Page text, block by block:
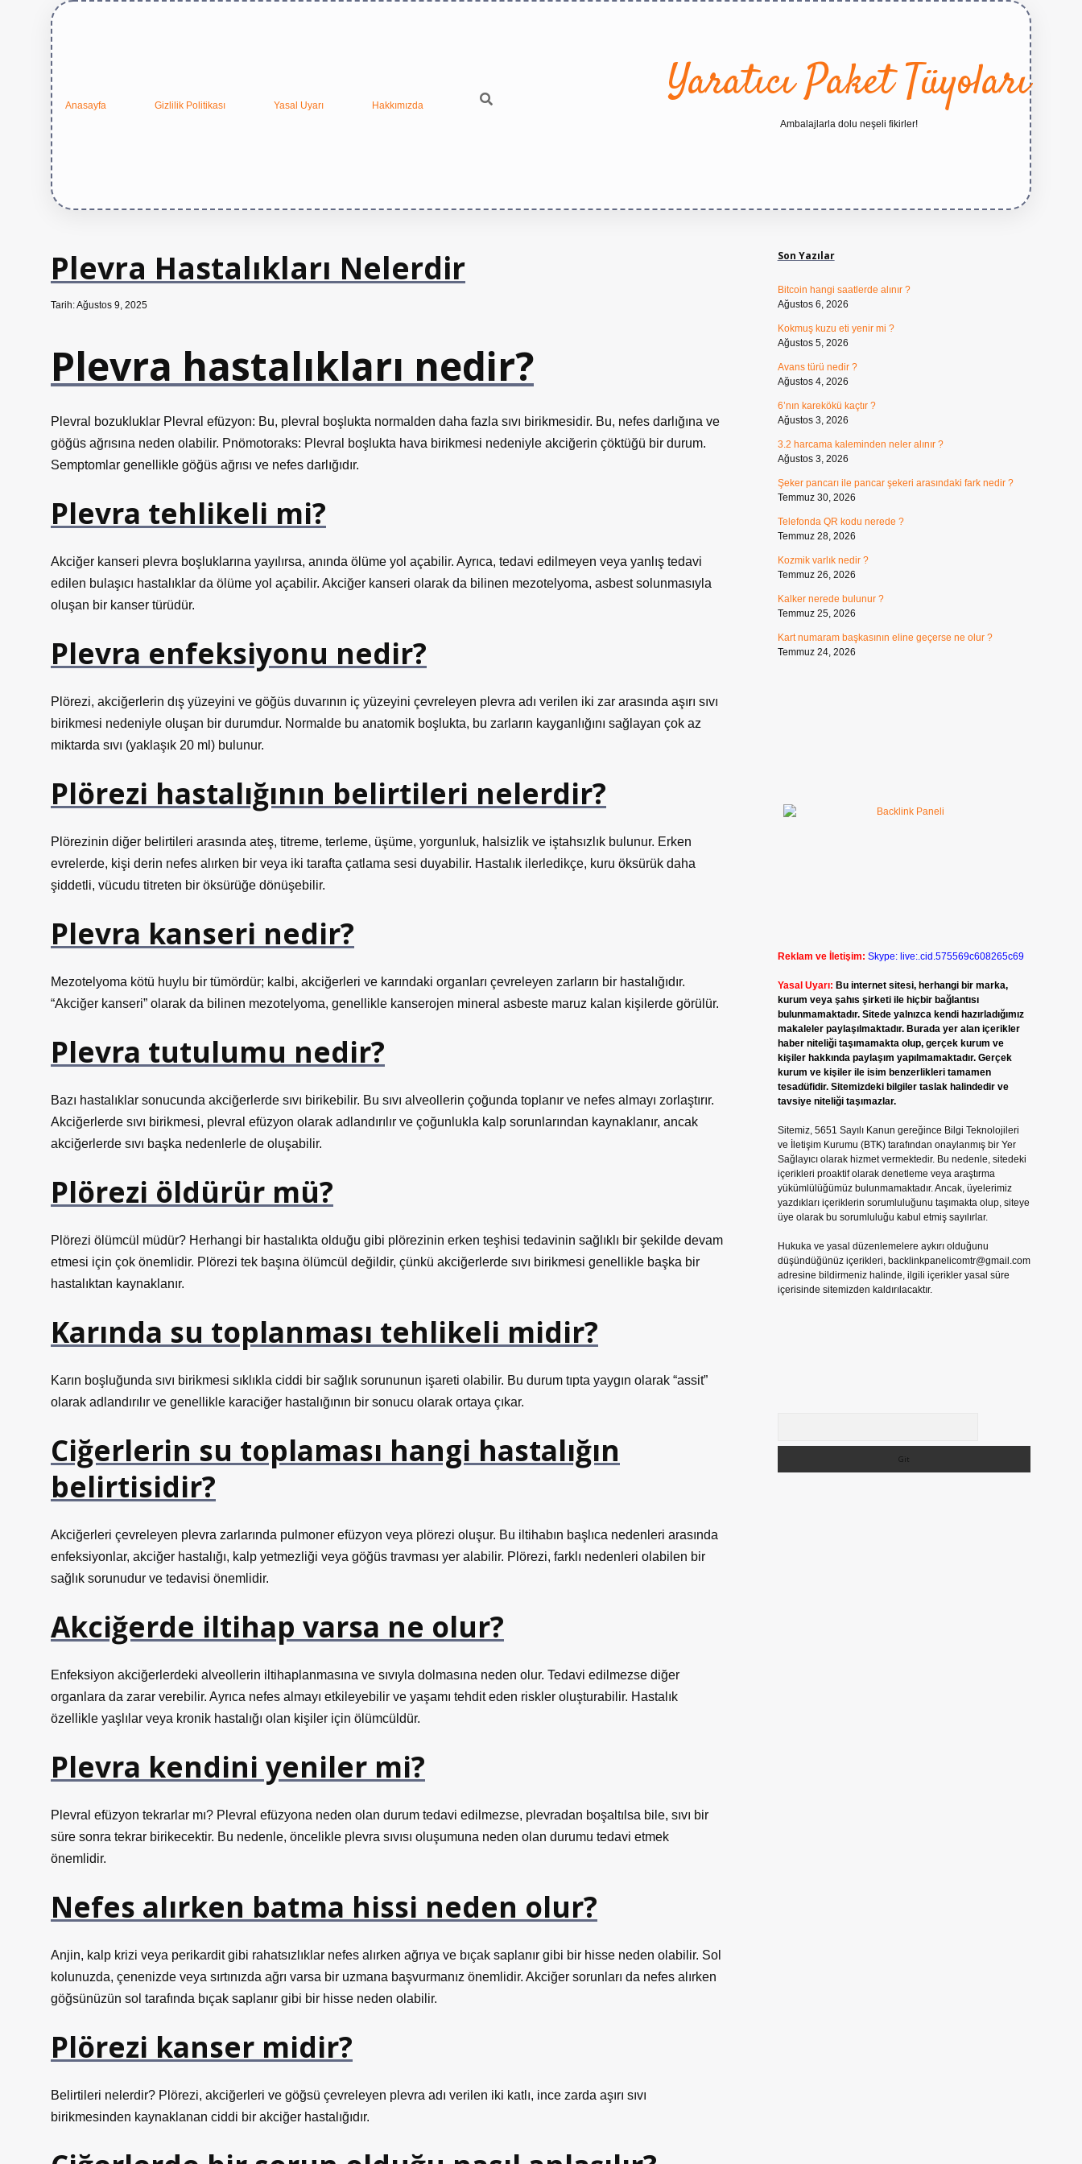
Anasayfa Gizlilik Politikası Yasal Uyarı Hakkımızda Yaratıcı Paket Tüyoları
Ambalajlarla dolu neşeli fikirler!
Plevra Hastalıkları Nelerdir
Tarih: Ağustos 9, 2025
Plevra hastalıkları nedir?
Plevral bozukluklar Plevral efüzyon: Bu, plevral boşlukta normalden daha fazla sıvı birikmesidir. Bu, nefes darlığına ve
göğüs ağrısına neden olabilir. Pnömotoraks: Plevral boşlukta hava birikmesi nedeniyle akciğerin çöktüğü bir durum.
Semptomlar genellikle göğüs ağrısı ve nefes darlığıdır.
Plevra tehlikeli mi?
Akciğer kanseri plevra boşluklarına yayılırsa, anında ölüme yol açabilir. Ayrıca, tedavi edilmeyen veya yanlış tedavi
edilen bulaşıcı hastalıklar da ölüme yol açabilir. Akciğer kanseri olarak da bilinen mezotelyoma, asbest solunmasıyla
oluşan bir kanser türüdür.
Plevra enfeksiyonu nedir?
Plörezi, akciğerlerin dış yüzeyini ve göğüs duvarının iç yüzeyini çevreleyen plevra adı verilen iki zar arasında aşırı sıvı
birikmesi nedeniyle oluşan bir durumdur. Normalde bu anatomik boşlukta, bu zarların kayganlığını sağlayan çok az
miktarda sıvı (yaklaşık 20 ml) bulunur.
Plörezi hastalığının belirtileri nelerdir?
Plörezinin diğer belirtileri arasında ateş, titreme, terleme, üşüme, yorgunluk, halsizlik ve iştahsızlık bulunur. Erken
evrelerde, kişi derin nefes alırken bir veya iki tarafta çatlama sesi duyabilir. Hastalık ilerledikçe, kuru öksürük daha
şiddetli, vücudu titreten bir öksürüğe dönüşebilir.
Plevra kanseri nedir?
Mezotelyoma kötü huylu bir tümördür; kalbi, akciğerleri ve karındaki organları çevreleyen zarların bir hastalığıdır.
“Akciğer kanseri” olarak da bilinen mezotelyoma, genellikle kanserojen mineral asbeste maruz kalan kişilerde görülür.
Plevra tutulumu nedir?
Bazı hastalıklar sonucunda akciğerlerde sıvı birikebilir. Bu sıvı alveollerin çoğunda toplanır ve nefes almayı zorlaştırır.
Akciğerlerde sıvı birikmesi, plevral efüzyon olarak adlandırılır ve çoğunlukla kalp sorunlarından kaynaklanır, ancak
akciğerlerde sıvı başka nedenlerle de oluşabilir.
Plörezi öldürür mü?
Plörezi ölümcül müdür? Herhangi bir hastalıkta olduğu gibi plörezinin erken teşhisi tedavinin sağlıklı bir şekilde devam
etmesi için çok önemlidir. Plörezi tek başına ölümcül değildir, çünkü akciğerlerde sıvı birikmesi genellikle başka bir
hastalıktan kaynaklanır.
Karında su toplanması tehlikeli midir?
Karın boşluğunda sıvı birikmesi sıklıkla ciddi bir sağlık sorununun işareti olabilir. Bu durum tıpta yaygın olarak “assit”
olarak adlandırılır ve genellikle karaciğer hastalığının bir sonucu olarak ortaya çıkar.
Ciğerlerin su toplaması hangi hastalığın
belirtisidir?
Akciğerleri çevreleyen plevra zarlarında pulmoner efüzyon veya plörezi oluşur. Bu iltihabın başlıca nedenleri arasında
enfeksiyonlar, akciğer hastalığı, kalp yetmezliği veya göğüs travması yer alabilir. Plörezi, farklı nedenleri olabilen bir
sağlık sorunudur ve tedavisi önemlidir.
Akciğerde iltihap varsa ne olur?
Enfeksiyon akciğerlerdeki alveollerin iltihaplanmasına ve sıvıyla dolmasına neden olur. Tedavi edilmezse diğer
organlara da zarar verebilir. Ayrıca nefes almayı etkileyebilir ve yaşamı tehdit eden riskler oluşturabilir. Hastalık
özellikle yaşlılar veya kronik hastalığı olan kişiler için ölümcüldür.
Plevra kendini yeniler mi?
Plevral efüzyon tekrarlar mı? Plevral efüzyona neden olan durum tedavi edilmezse, plevradan boşaltılsa bile, sıvı bir
süre sonra tekrar birikecektir. Bu nedenle, öncelikle plevra sıvısı oluşumuna neden olan durumu tedavi etmek
önemlidir.
Nefes alırken batma hissi neden olur?
Anjin, kalp krizi veya perikardit gibi rahatsızlıklar nefes alırken ağrıya ve bıçak saplanır gibi bir hisse neden olabilir. Sol
kolunuzda, çenenizde veya sırtınızda ağrı varsa bir uzmana başvurmanız önemlidir. Akciğer sorunları da nefes alırken
göğsünüzün sol tarafında bıçak saplanır gibi bir hisse neden olabilir.
Plörezi kanser midir?
Belirtileri nelerdir? Plörezi, akciğerleri ve göğsü çevreleyen plevra adı verilen iki katlı, ince zarda aşırı sıvı
birikmesinden kaynaklanan ciddi bir akciğer hastalığıdır.
Son Yazılar
Bitcoin hangi saatlerde alınır ?
Ağustos 6, 2026
Kokmuş kuzu eti yenir mi ?
Ağustos 5, 2026
Avans türü nedir ?
Ağustos 4, 2026
6’nın karekökü kaçtır ?
Ağustos 3, 2026
3.2 harcama kaleminden neler alınır ?
Ağustos 3, 2026
Şeker pancarı ile pancar şekeri arasındaki fark nedir ?
Temmuz 30, 2026
Telefonda QR kodu nerede ?
Temmuz 28, 2026
Kozmik varlık nedir ?
Temmuz 26, 2026
Kalker nerede bulunur ?
Temmuz 25, 2026
Kart numaram başkasının eline geçerse ne olur ?
Temmuz 24, 2026
Reklam ve İletişim: Skype: live:.cid.575569c608265c69
Yasal Uyarı: Bu internet sitesi, herhangi bir marka,
kurum veya şahıs şirketi ile hiçbir bağlantısı
bulunmamaktadır. Sitede yalnızca kendi hazırladığımız
makaleler paylaşılmaktadır. Burada yer alan içerikler
haber niteliği taşımamakta olup, gerçek kurum ve
kişiler hakkında paylaşım yapılmamaktadır. Gerçek
kurum ve kişiler ile isim benzerlikleri tamamen
tesadüfidir. Sitemizdeki bilgiler taslak halindedir ve
tavsiye niteliği taşımazlar.
Sitemiz, 5651 Sayılı Kanun gereğince Bilgi Teknolojileri
ve İletişim Kurumu (BTK) tarafından onaylanmış bir Yer
Sağlayıcı olarak hizmet vermektedir. Bu nedenle, sitedeki
içerikleri proaktif olarak denetleme veya araştırma
yükümlülüğümüz bulunmamaktadır. Ancak, üyelerimiz
yazdıkları içeriklerin sorumluluğunu taşımakta olup, siteye
üye olarak bu sorumluluğu kabul etmiş sayılırlar.
Hukuka ve yasal düzenlemelere aykırı olduğunu
düşündüğünüz içerikleri, backlinkpanelicomtr@gmail.com
adresine bildirmeniz halinde, ilgili içerikler yasal süre
içerisinde sitemizden kaldırılacaktır.